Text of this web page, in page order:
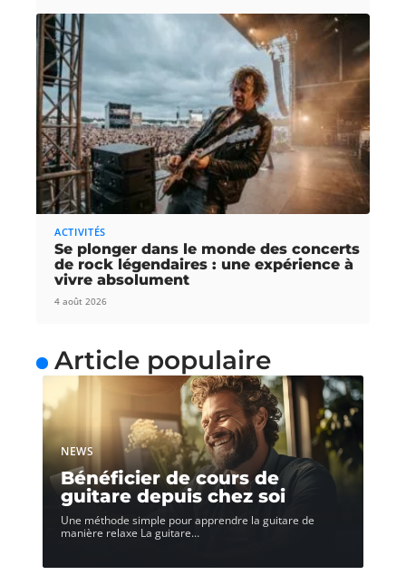
ACTIVITÉS
Se plonger dans le monde des concerts
de rock légendaires : une expérience à
vivre absolument
4 août 2026
Article populaire
NEWS
Bénéficier de cours de
guitare depuis chez soi
Une méthode simple pour apprendre la guitare de
manière relaxe La guitare…